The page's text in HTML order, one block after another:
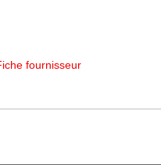
fournisseur